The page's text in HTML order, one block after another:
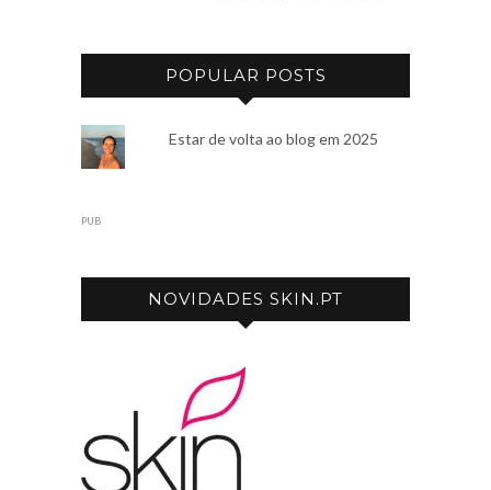
POPULAR POSTS
Estar de volta ao blog em 2025
PUB
NOVIDADES SKIN.PT